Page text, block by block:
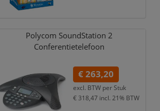
Polycom SoundStation 2
Conferentietelefoon
€ 263,20
excl. BTW per Stuk
€ 318,47 incl. 21% BTW